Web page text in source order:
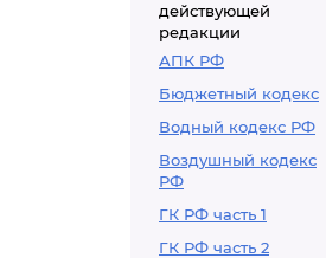
действующей
редакции
АПК РФ
Бюджетный кодекс
Водный кодекс РФ
Воздушный кодекс
РФ
ГК РФ часть 1
ГК РФ часть 2